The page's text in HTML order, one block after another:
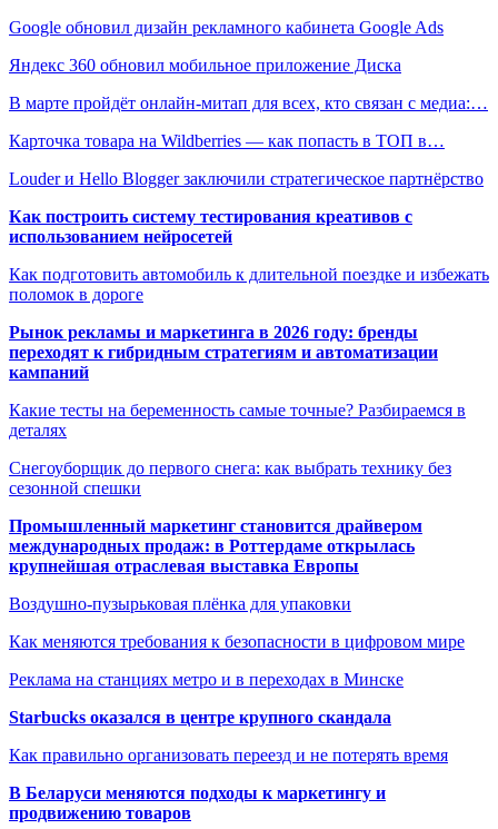
Google обновил дизайн рекламного кабинета Google Ads
Яндекс 360 обновил мобильное приложение Диска
В марте пройдёт онлайн-митап для всех, кто связан с медиа:…
Карточка товара на Wildberries — как попасть в ТОП в…
Louder и Hello Blogger заключили стратегическое партнёрство
Как построить систему тестирования креативов с
использованием нейросетей
Как подготовить автомобиль к длительной поездке и избежать
поломок в дороге
Рынок рекламы и маркетинга в 2026 году: бренды
переходят к гибридным стратегиям и автоматизации
кампаний
Какие тесты на беременность самые точные? Разбираемся в
деталях
Снегоуборщик до первого снега: как выбрать технику без
сезонной спешки
Промышленный маркетинг становится драйвером
международных продаж: в Роттердаме открылась
крупнейшая отраслевая выставка Европы
Воздушно-пузырьковая плёнка для упаковки
Как меняются требования к безопасности в цифровом мире
Реклама на станциях метро и в переходах в Минске
Starbucks оказался в центре крупного скандала
Как правильно организовать переезд и не потерять время
В Беларуси меняются подходы к маркетингу и
продвижению товаров